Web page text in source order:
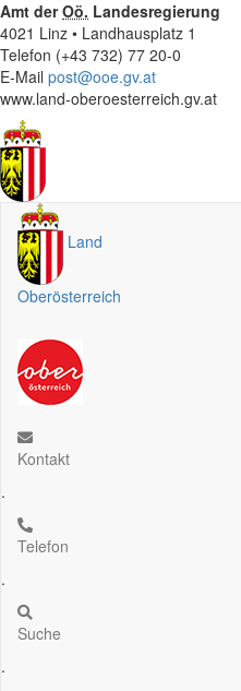
Amt derOö. Landesregierung
4021 Linz • Landhausplatz 1
Telefon (+43 732) 77 20-0
E-Mail post@ooe.gv.at
www.land-oberoesterreich.gv.at
Land
Oberösterreich
Kontakt
.
Telefon
.
Suche
.